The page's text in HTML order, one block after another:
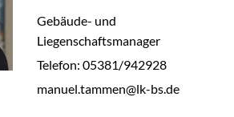
Gebäude- und
Liegenschaftsmanager
Telefon: 05381/942928
manuel.tammen@lk-bs.de